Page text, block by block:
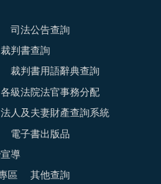
司法公告查詢
裁判書查詢
裁判書用語辭典查詢
各級法院法官事務分配
法人及夫妻財產查詢系統
電子書出版品
導
區 其他查詢